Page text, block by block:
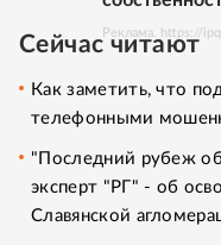
Реклама. https://
Сейчас читают
Как заметить, что
телефонными
"Последний рубеж
эксперт "РГ" - об
Славянской